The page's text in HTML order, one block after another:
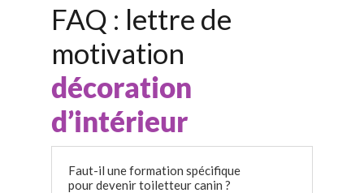
FAQ : lettre de
motivation
décoration
d’intérieur
Faut-il une formation spécifique
pour devenir toiletteur canin ?